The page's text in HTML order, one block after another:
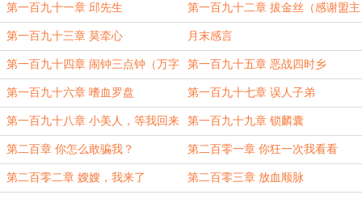
能）
第一百九十一章 邱先生 第一百九十二章 拔金丝（感谢盟主
单腿八哥，樱泽羽灵）
第一百九十三章 莫牵心 月末感言
第一百九十四章 闹钟三点钟（万字
大章求月票）
第一百九十五章 恶战四时乡
第一百九十六章 嗜血罗盘 第一百九十七章 误人子弟
第一百九十八章 小美人，等我回来 第一百九十九章 锁麟囊
第二百章 你怎么敢骗我？ 第二百零一章 你狂一次我看看
第二百零二章 嫂嫂，我来了 第二百零三章 放血顺脉